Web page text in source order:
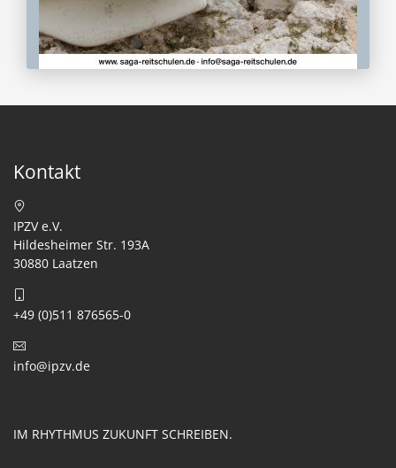
Kontakt
IPZV e.V.
Hildesheimer Str. 193A
30880 Laatzen
+49 (0)511 876565-0
info@ipzv.de
IM RHYTHMUS ZUKUNFT SCHREIBEN.